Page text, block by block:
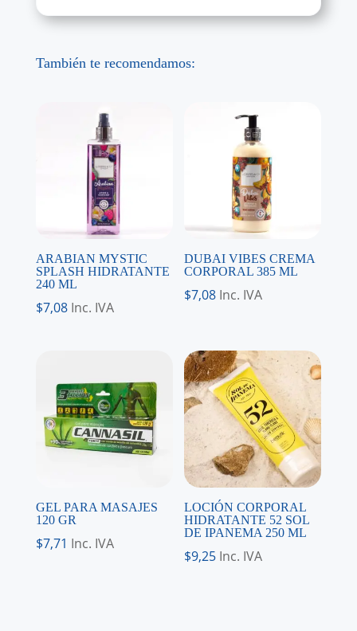
También te recomendamos:
ARABIAN MYSTIC
SPLASH HIDRATANTE
240 ML
$7,08 Inc. IVA
DUBAI VIBES CREMA
CORPORAL 385 ML
$7,08 Inc. IVA
GEL PARA MASAJES
120 GR
$7,71 Inc. IVA
LOCIÓN CORPORAL
HIDRATANTE 52 SOL
DE IPANEMA 250 ML
$9,25 Inc. IVA